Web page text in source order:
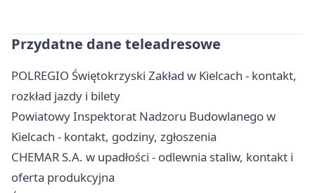
Przydatne dane teleadresowe
POLREGIO Świętokrzyski Zakład w Kielcach - kontakt,
rozkład jazdy i bilety
Powiatowy Inspektorat Nadzoru Budowlanego w
Kielcach - kontakt, godziny, zgłoszenia
CHEMAR S.A. w upadłości - odlewnia staliw, kontakt i
oferta produkcyjna